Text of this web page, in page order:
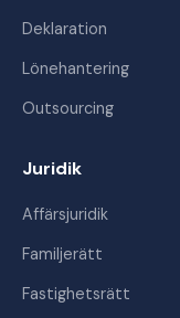
Deklaration
Lönehantering
Outsourcing
Juridik
Affärsjuridik
Familjerätt
Fastighetsrätt